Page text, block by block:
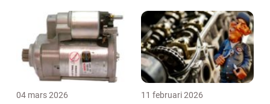
04 mars 2026 11 februari 2026